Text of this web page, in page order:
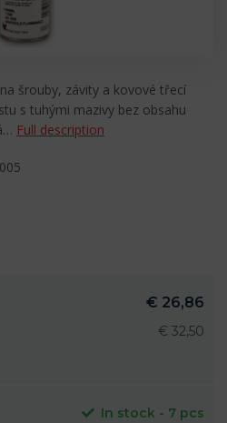
šrouby, závity a kovové třecí
s tuhými mazivy bez obsahu
Full description
€ 26,86
€ 32,50
In stock - 7 pcs